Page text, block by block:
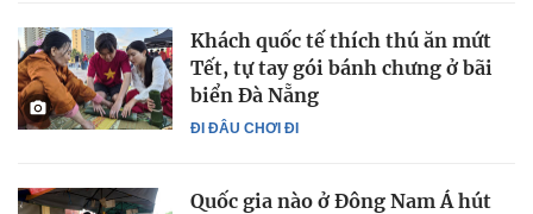
ĐI ĐÂU CHƠI ĐI
Khách quốc tế thích thú ăn mứt
Tết, tự tay gói bánh chưng ở bãi
biển Đà Nẵng
Quốc gia nào ở Đông Nam Á hút